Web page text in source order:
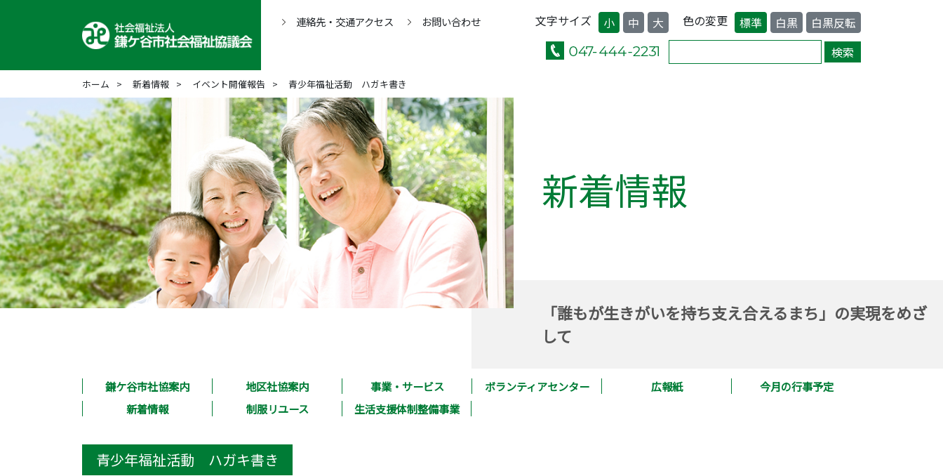
連絡先・交通アクセス お問い合わせ 文字サイズ 小 中 大 色の変更 標準 白黒 白黒反転
ホーム 新着情報 イベント開催報告 青少年福祉活動 ハガキ書き
新着情報
「誰もが生きがいを持ち支え合えるまち」の実現をめざ
して
鎌ケ谷市社協案内 地区社協案内 事業・サービス ボランティアセンター 広報紙
今月の行事予定
新着情報
制服リユース 生活支援体制整備事業
青少年福祉活動 ハガキ書き